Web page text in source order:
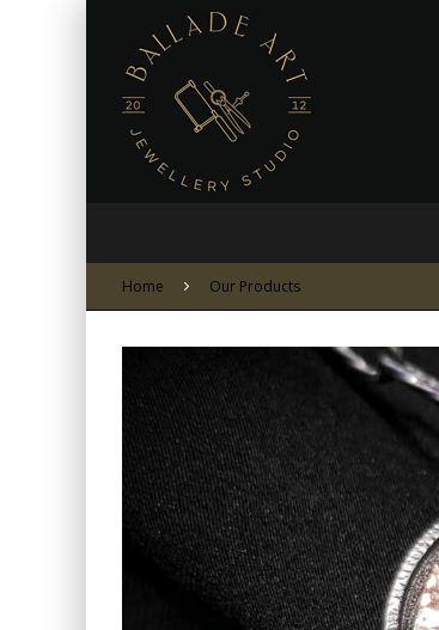
Home Our Products